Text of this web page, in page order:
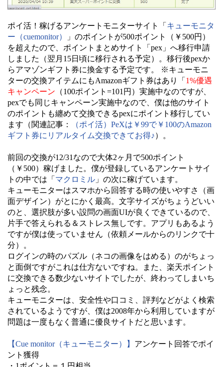
ポイ活！稼げるアンケートモニターサイト「 キューモニタ
ー（cuemonitor）
」のポイントが500ポイント（￥500円）
を超えたので、ポイントまとめサイト「pex」へ移行申請
しました（翌月15日頃に移行される予定）。移行後pexか
らアマゾンギフト券に換金する予定です。 ※キューモニ
ターの交換アイテムにもAmazonギフト券はあり「 1%優遇
キャンペーン （100ポイント=101円）実施中なのですが、
pexでも同じキャンペーン実施中なので、僕は他のサイト
のポイントも纏めて交換できるpexにポイント移行してい
ます（関連記事：
（ポイ活）PeXは￥99で￥100のAmazon
ギフト券にリアルタイム交換できてお得♪）。
前回の交換が12/31なので大体2ヶ月で500ポイント
（￥500）稼げました。僕が登録しているアンケートサイ
トの中では「 マクロミル 」の次に稼げています。
キューモニターはスマホから回答する時の使いやすさ（画
面デザイン）がとにかく最高。文字サイズがちょうどいい
のと、選択肢が多い設問の画面UIが良くできているので、
片手で答えられる＆ストレス無しです。アプリもあるよう
ですが僕は使っていません（依頼メールからのリンクで十
分）。
ログインの時のパズル（ネコの画像をはめる）のがちょっ
と面倒ですがこれは仕方ないですね。また、楽天ポイント
に交換できる数少ないサイトでしたが、終わってしまいち
ょっと残念。
キューモニターは、安全性や口コミ、評判などがよく検索
されているようですが、僕は2008年から利用していますが
問題は一度もなく普通に優良サイトだと思います。
【Cue monitor（キューモニター）】 アンケート回答でポイ
ント獲得